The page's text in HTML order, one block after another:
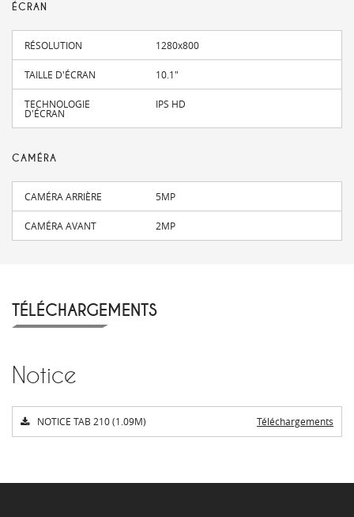
ÉCRAN
RÉSOLUTION 1280x800
TAILLE D'ÉCRAN 10.1"
TECHNOLOGIE
D'ÉCRAN
IPS HD
CAMÉRA
CAMÉRA ARRIÈRE 5MP
CAMÉRA AVANT 2MP
TÉLÉCHARGEMENTS
Notice
NOTICE TAB 210 (1.09M) Téléchargements